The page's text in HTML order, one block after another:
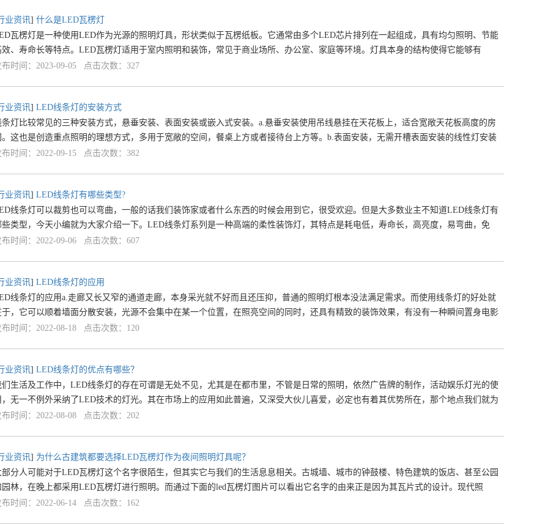
业资讯] 什么是LED瓦楞灯
瓦楞灯是一种使用LED作为光源的照明灯具，形状类似于瓦楞纸板。它通常由多个LED芯片排列在一起组成，具有均匀照明、节能
效、寿命长等特点。LED瓦楞灯适用于室内照明和装饰，常见于商业场所、办公室、家庭等环境。灯具本身的结构使得它能够有
布时间：2023-09-05 点击次数：327
业资讯] LED线条灯的安装方式
条灯比较常见的三种安装方式，悬垂安装、表面安装或嵌入式安装。a.悬垂安装使用吊线悬挂在天花板上，适合宽敞天花板高度的房
。这也是创造重点照明的理想方式，多用于宽敞的空间，餐桌上方或者接待台上方等。b.表面安装，无需开槽表面安装的线性灯安装
布时间：2022-09-15 点击次数：382
业资讯] LED线条灯有哪些类型?
线条灯可以裁剪也可以弯曲，一般的话我们装饰家或者什么东西的时候会用到它，很受欢迎。但是大多数业主不知道LED线条灯有
些类型，今天小编就为大家介绍一下。LED线条灯系列是一种高端的柔性装饰灯，其特点是耗电低，寿命长，高亮度，易弯曲，免
布时间：2022-09-06 点击次数：607
业资讯] LED线条灯的应用
线条灯的应用a.走廊又长又窄的通道走廊，本身采光就不好而且还压抑，普通的照明灯根本没法满足需求。而使用线条灯的好处就
于，它可以顺着墙面分散安装，光源不会集中在某一个位置，在照亮空间的同时，还具有精致的装饰效果，有没有一种瞬间置身电影
布时间：2022-08-18 点击次数：120
业资讯] LED线条灯的优点有哪些？
们生活及工作中，LED线条灯的存在可谓是无处不见，尤其是在都市里，不管是日常的照明，依然广告牌的制作，活动娱乐灯光的使
，无一不例外采纳了LED技术的灯光。其在市场上的应用如此普遍，又深受大伙儿喜爱，必定也有着其优势所在，那个地点我们就为
布时间：2022-08-08 点击次数：202
业资讯] 为什么古建筑都要选择LED瓦楞灯作为夜间照明灯具呢？
部分人可能对于LED瓦楞灯这个名字很陌生，但其实它与我们的生活息息相关。古城墙、城市的钟鼓楼、特色建筑的饭店、甚至公园
园林，在晚上都采用LED瓦楞灯进行照明。而通过下面的led瓦楞灯图片可以看出它名字的由来正是因为其瓦片式的设计。现代照
布时间：2022-06-14 点击次数：162